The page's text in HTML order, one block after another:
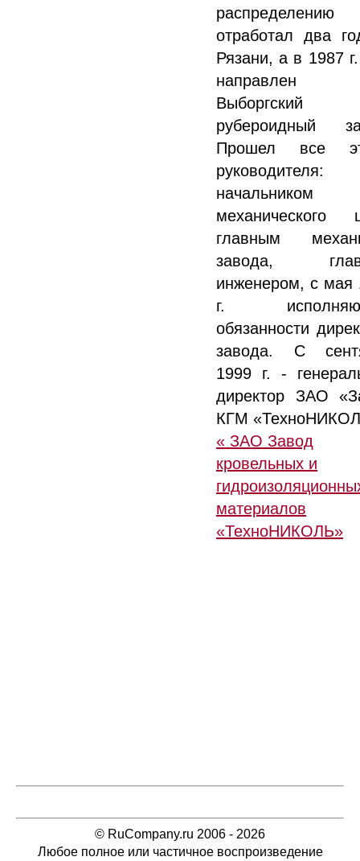
распределению
отработал два
Рязани, а в 1987
направлен
Выборгский
рубероидный
Прошел все
руководителя:
начальником
механического
главным
завода,
инженером, с мая
г.
обязанности
завода. С
1999 г. -
директор ЗАО
КГМ
« ЗАО Завод
кровельных и
материалов
«ТехноНИКОЛЬ»
© RuCompany.ru 2006 - 2026
Любое полное или частичное воспроизведение